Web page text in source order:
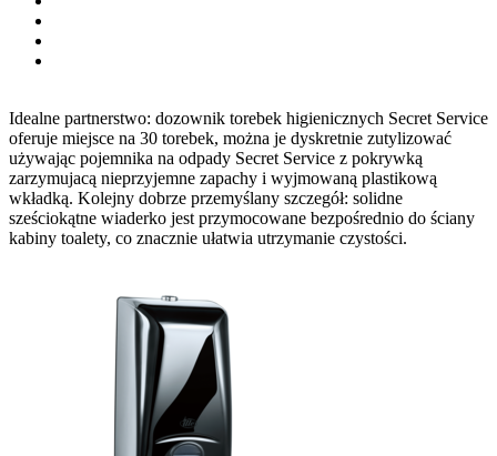
Idealne partnerstwo: dozownik torebek higienicznych Secret Service
oferuje miejsce na 30 torebek, można je dyskretnie zutylizować
używając pojemnika na odpady Secret Service z pokrywką
zarzymujacą nieprzyjemne zapachy i wyjmowaną plastikową
wkładką. Kolejny dobrze przemyślany szczegół: solidne
sześciokątne wiaderko jest przymocowane bezpośrednio do ściany
kabiny toalety, co znacznie ułatwia utrzymanie czystości.